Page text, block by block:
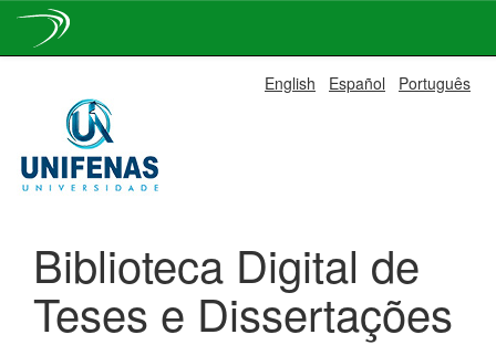
navigation
English Español Português
Biblioteca Digital de
Teses e Dissertações